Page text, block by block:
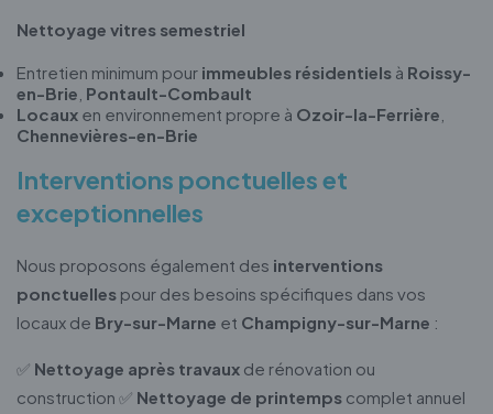
Nettoyage vitres semestriel
Entretien minimum pour immeubles résidentiels à Roissy-
en-Brie Pontault-Combault
Locaux en environnement propre à Ozoir-la-Ferrière
Chennevières-en-Brie
Interventions ponctuelles et
exceptionnelles
Nous proposons également des interventions
ponctuelles pour des besoins spécifiques dans vos
locaux de Bry-sur-Marne et Champigny-sur-Marne :
✅ Nettoyage après travaux de rénovation ou
construction ✅ Nettoyage de printemps complet annuel